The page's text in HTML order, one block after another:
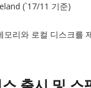
(`17/11 기준)
리와 로컬 디스크를